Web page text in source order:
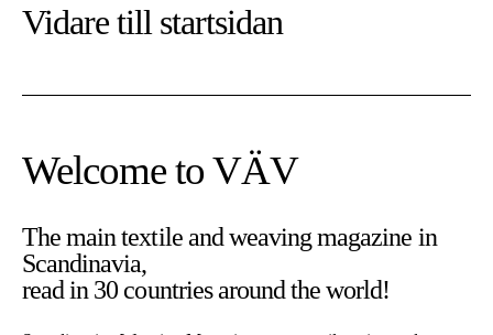
Vidare till startsidan
Welcome to VÄV
The main textile and weaving magazine in
Scandinavia,
read in 30 countries around the world!
På denna sajt använder vi cookies. Cookies är nödvändiga för
att sajten ska fungera som tänkt.